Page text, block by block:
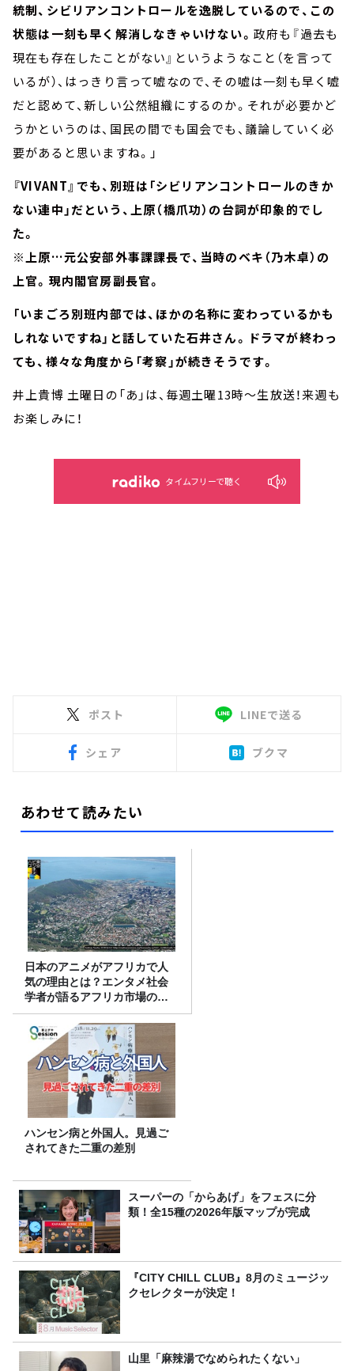
統制、シビリアンコントロールを逸脱しているので、この
状態は一刻も早く解消しなきゃいけない。 政府も『過去も
現在も存在したことがない』というようなこと（を言って
いるが）、はっきり言って嘘なので、その嘘は一刻も早く嘘
だと認めて、新しい公然組織にするのか。それが必要かど
うかというのは、国民の間でも国会でも、議論していく必
要があると思いますね。」
『VIVANT』でも、別班は「シビリアンコントロールのきか
ない連中」だという、上原（橋爪功）の台詞が印象的でし
た。
※上原…元公安部外事課課長で、当時のベキ（乃木卓）の
上官。現内閣官房副長官。
「いまごろ別班内部では、ほかの名称に変わっているかも
しれないですね」と話していた石井さん。ドラマが終わっ
ても、様々な角度から「考察」が続きそうです。
井上貴博 土曜日の「あ」は、毎週土曜13時～生放送！来週も
お楽しみに！
タイムフリーで聴く
ポスト LINEで送る
シェア ブクマ
あわせて読みたい
日本のアニメがアフリカで人
気の理由とは？エンタメ社会
学者が語るアフリカ市場のリ
アル
ハンセン病と外国人。見過ご
されてきた二重の差別
スーパーの「からあげ」をフェスに分
類！全15種の2026年版マップが完成
『CITY CHILL CLUB』8月のミュージッ
クセレクターが決定！
山里「麻辣湯でなめられたくない」